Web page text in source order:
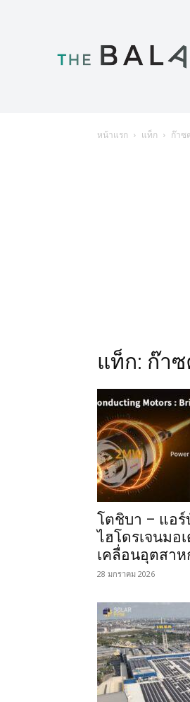
หน้าแรก แท็ก ก๊าซ
แท็ก: ก๊า
โตชิบา – แอร์
ไฮโดรเจนมอ
เคลื่อนอุตสา
28 มกราคม 2026